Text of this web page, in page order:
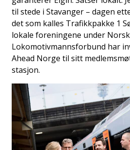
til stede i Stavanger – dagen
det som kalles Trafikkpakke 1
lokale foreningene under Norsk
Lokomotivmannsforbund har
Ahead Norge til sitt
stasjon.